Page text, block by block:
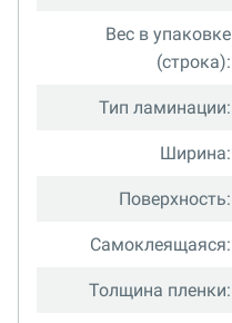
Вес в упаковке
(строка):
Тип ламинации:
Ширина:
Поверхность:
Самоклеящаяся:
Толщина пленки: